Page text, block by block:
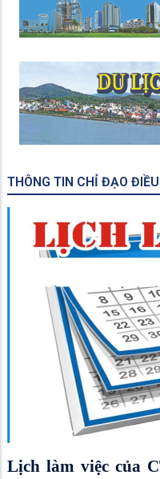
THÔNG TIN CHỈ ĐẠO
Lịch làm việc của